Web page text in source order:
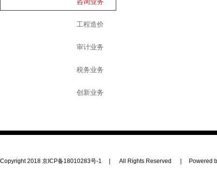
工程造价
审计业务
税务业务
创新业务
Copyright 2018 京ICP备18010283号-1 All Rights Reserved Powered